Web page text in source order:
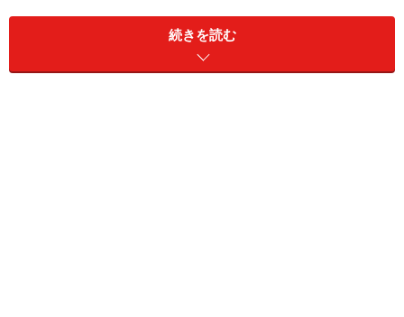
水曜日以降は、少しずつ、自分の時間を増やしていって
も大丈夫。特にオススメは「寄り道」です。気になって
続きを読む